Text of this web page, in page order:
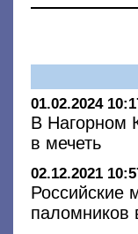
01.02.2024
В Нагорном
в мечеть
02.12.2021
Российские
паломников